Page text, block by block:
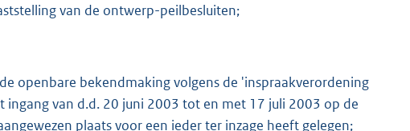
van de ontwerp-peilbesluiten;
openbare bekendmaking volgens de 'inspraakverordening
ingang van d.d. 20 juni 2003 tot en met 17 juli 2003 op de
plaats voor een ieder ter inzage heeft gelegen;